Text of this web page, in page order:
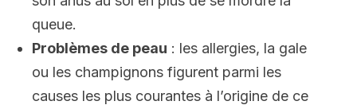
queue.
Problèmes de peau : les allergies, la gale
ou les champignons figurent parmi les
causes les plus courantes à l’origine de ce